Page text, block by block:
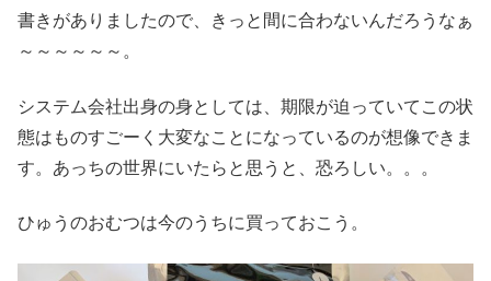
書きがありましたので、きっと間に合わないんだろうなぁ
～～～～～～。
システム会社出身の身としては、期限が迫っていてこの状
態はものすごーく大変なことになっているのが想像できま
す。あっちの世界にいたらと思うと、恐ろしい。。。
ひゅうのおむつは今のうちに買っておこう。